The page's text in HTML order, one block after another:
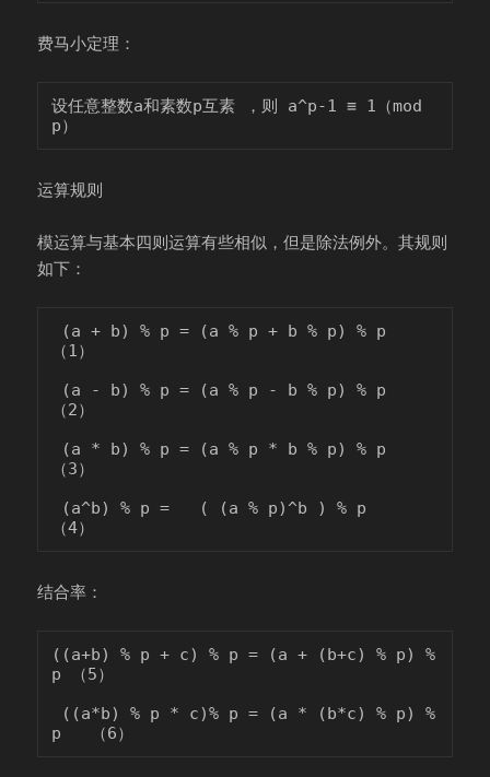
费马小定理：
设任意整数a和素数p互素 ，则 a^p-1 ≡ 1（mod
运算规则
模运算与基本四则运算有些相似，但是除法例外。其规则
如下：
（1）
（2）
（3）
结合率：
((a+b) % p + c) % p = (a + (b+c) % p) %
p （5）